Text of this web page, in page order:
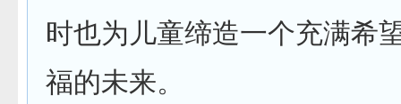
时也为儿童缔造一个充满希
福的未来。